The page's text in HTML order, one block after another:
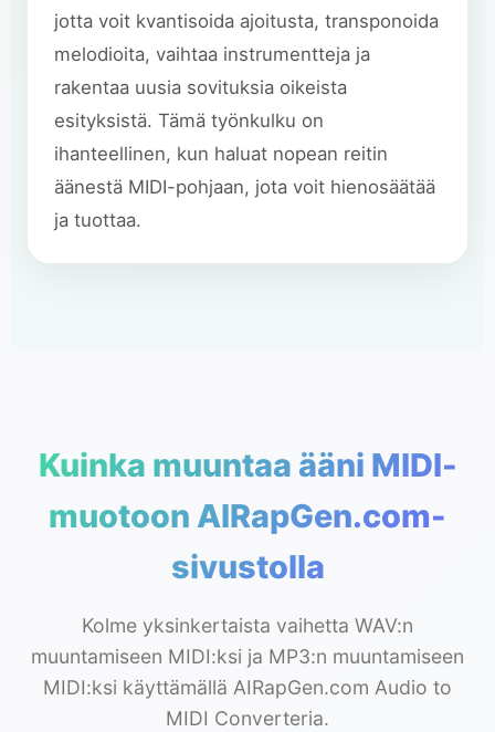
jotta voit kvantisoida ajoitusta, transponoida
melodioita, vaihtaa instrumentteja ja
rakentaa uusia sovituksia oikeista
esityksistä. Tämä työnkulku on
ihanteellinen, kun haluat nopean reitin
äänestä MIDI-pohjaan, jota voit hienosäätää
ja tuottaa.
Kuinka muuntaa ääni MIDI-
muotoon AIRapGen.com-
sivustolla
Kolme yksinkertaista vaihetta WAV:n
muuntamiseen MIDI:ksi ja MP3:n muuntamiseen
MIDI:ksi käyttämällä AIRapGen.com Audio to
MIDI Converteria.